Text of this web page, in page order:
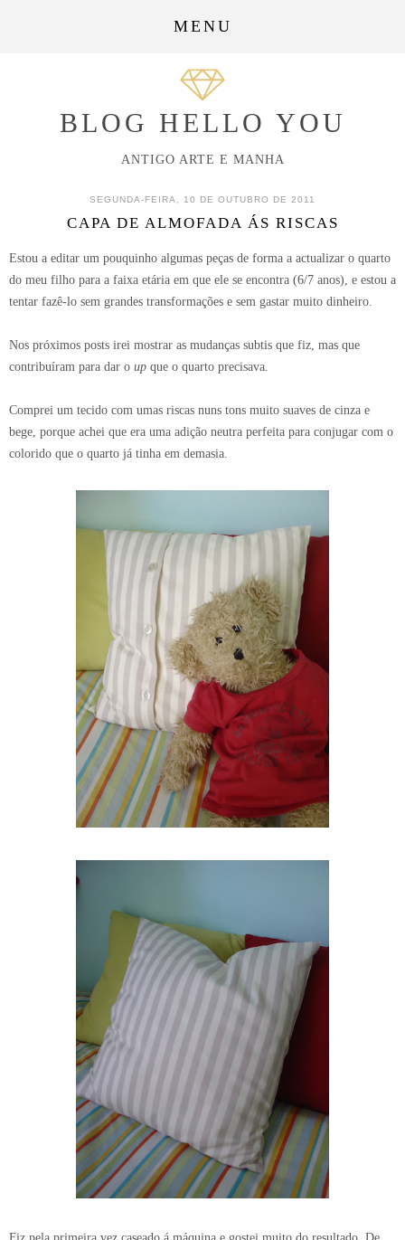
MENU
BLOG HELLO YOU
ANTIGO ARTE E MANHA
SEGUNDA-FEIRA, 10 DE OUTUBRO DE 2011
CAPA DE ALMOFADA ÁS RISCAS
Estou a editar um pouquinho algumas peças de forma a actualizar o quarto
do meu filho para a faixa etária em que ele se encontra (6/7 anos), e estou a
tentar fazê-lo sem grandes transformações e sem gastar muito dinheiro.
Nos próximos posts irei mostrar as mudanças subtis que fiz, mas que
contribuíram para dar o up que o quarto precisava.
Comprei um tecido com umas riscas nuns tons muito suaves de cinza e
bege, porque achei que era uma adição neutra perfeita para conjugar com o
colorido que o quarto já tinha em demasia.
Fiz pela primeira vez caseado á máquina e gostei muito do resultado. De